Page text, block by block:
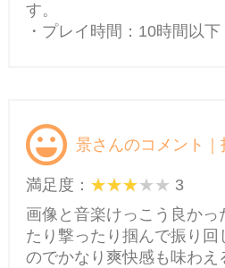
す。
・プレイ時間：10時間以下
景さんのコメント
満足度：
3
画像と音楽けっこう良かっ
たり撃ったり掴んで振り回
のでかなり爽快感も味わえ